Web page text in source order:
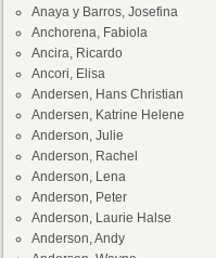
Anaya y Barros, Josefina
Anchorena, Fabiola
Ancira, Ricardo
Ancori, Elisa
Andersen, Hans Christian
Andersen, Katrine Helene
Anderson, Julie
Anderson, Rachel
Anderson, Lena
Anderson, Peter
Anderson, Laurie Halse
Anderson, Andy